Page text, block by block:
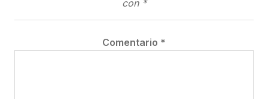
con *
Comentario *